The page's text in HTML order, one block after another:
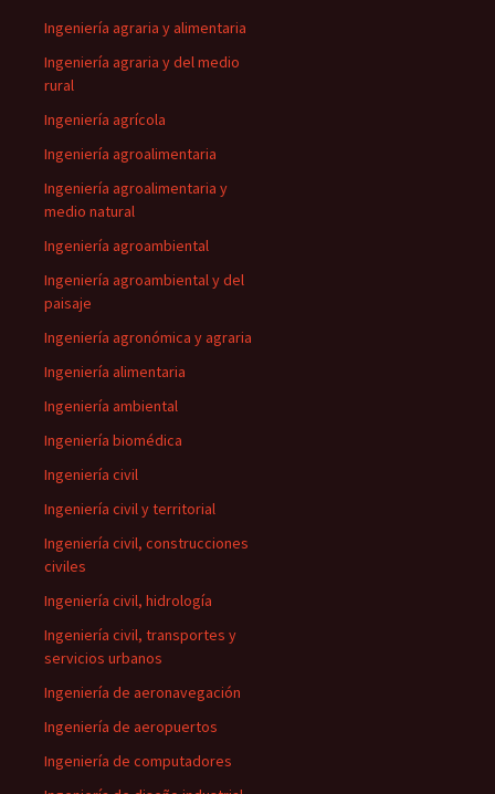
Ingeniería agraria y alimentaria
Ingeniería agraria y del medio
rural
Ingeniería agrícola
Ingeniería agroalimentaria
Ingeniería agroalimentaria y
medio natural
Ingeniería agroambiental
Ingeniería agroambiental y del
paisaje
Ingeniería agronómica y agraria
Ingeniería alimentaria
Ingeniería ambiental
Ingeniería biomédica
Ingeniería civil
Ingeniería civil y territorial
Ingeniería civil, construcciones
civiles
Ingeniería civil, hidrología
Ingeniería civil, transportes y
servicios urbanos
Ingeniería de aeronavegación
Ingeniería de aeropuertos
Ingeniería de computadores